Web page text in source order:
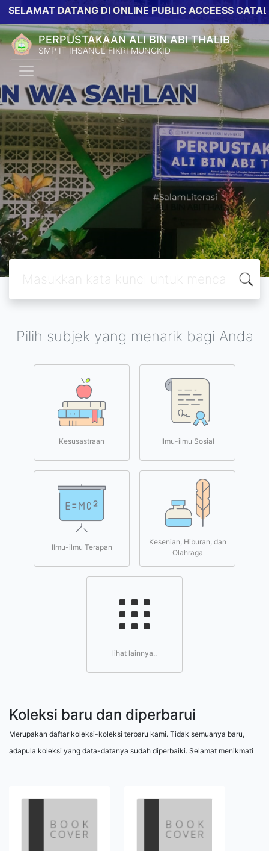
DATANG DI ONLINE PUBLIC ACCEESS CATALOG
PERPUSTAKAAN ALI BIN ABI THALIB
SMP IT IHSANUL FIKRI MUNGKID
Pilih subjek yang menarik bagi Anda
Kesusastraan Ilmu-ilmu Sosial
Ilmu-ilmu Terapan
Kesenian, Hiburan, dan
Olahraga
lihat lainnya..
Koleksi baru dan diperbarui
Merupakan daftar koleksi-koleksi terbaru kami. Tidak semuanya baru,
adapula koleksi yang data-datanya sudah diperbaiki. Selamat menikmati